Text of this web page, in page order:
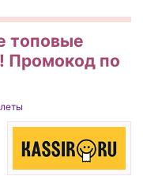
топовые
Промокод по